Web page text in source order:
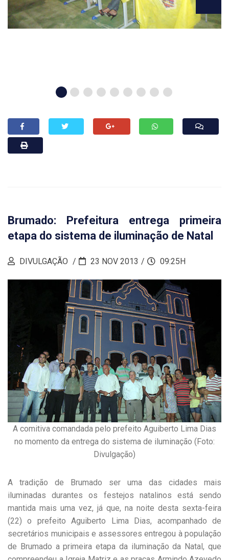
Brumado: Prefeitura entrega primeira
etapa do sistema de iluminação de Natal
DIVULGAÇÃO 23 NOV 2013 09:25H
A comitiva comandada pelo prefeito Aguiberto Lima Dias
no momento da entrega do sistema de iluminação (Foto:
Divulgação)
A tradição de Brumado ser uma das cidades mais
iluminadas durantes os festejos natalinos está sendo
mantida mais uma vez, já que, na noite desta sexta-feira
(22) o prefeito Aguiberto Lima Dias, acompanhado de
secretários municipais e assessores entregou à população
de Brumado a primeira etapa da iluminação da Natal, que